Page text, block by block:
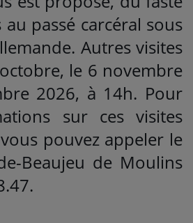
passé carcéral sous
Autres visites
le 6 novembre
2026, à 14h. Pour
sur ces visites
pouvez appeler le
Beaujeu de Moulins